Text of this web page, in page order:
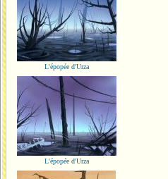
L'épopée d'Urza
L'épopée d'Urza